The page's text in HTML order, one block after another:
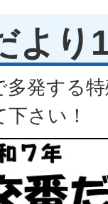
より
多発する
さい！